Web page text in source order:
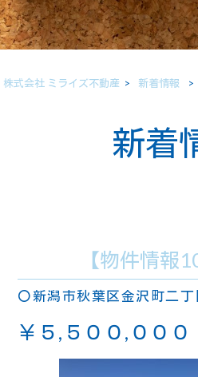
株式会社 ミライズ不動産 > 新着情報 >
新着
【物件情報
〇新潟市秋葉区金沢町二丁
￥５,５００,０００